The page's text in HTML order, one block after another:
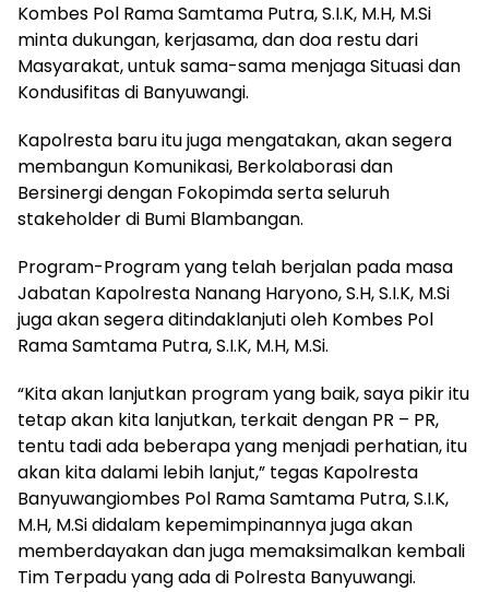
Kombes Pol Rama Samtama Putra, S.I.K, M.H, M.Si
minta dukungan, kerjasama, dan doa restu dari
Masyarakat, untuk sama-sama menjaga Situasi dan
Kondusifitas di Banyuwangi.
Kapolresta baru itu juga mengatakan, akan segera
membangun Komunikasi, Berkolaborasi dan
Bersinergi dengan Fokopimda serta seluruh
stakeholder di Bumi Blambangan.
Program-Program yang telah berjalan pada masa
Jabatan Kapolresta Nanang Haryono, S.H, S.I.K, M.Si
juga akan segera ditindaklanjuti oleh Kombes Pol
Rama Samtama Putra, S.I.K, M.H, M.Si.
“Kita akan lanjutkan program yang baik, saya pikir itu
tetap akan kita lanjutkan, terkait dengan PR – PR,
tentu tadi ada beberapa yang menjadi perhatian, itu
akan kita dalami lebih lanjut,” tegas Kapolresta
Banyuwangiombes Pol Rama Samtama Putra, S.I.K,
M.H, M.Si didalam kepemimpinannya juga akan
memberdayakan dan juga memaksimalkan kembali
Tim Terpadu yang ada di Polresta Banyuwangi.